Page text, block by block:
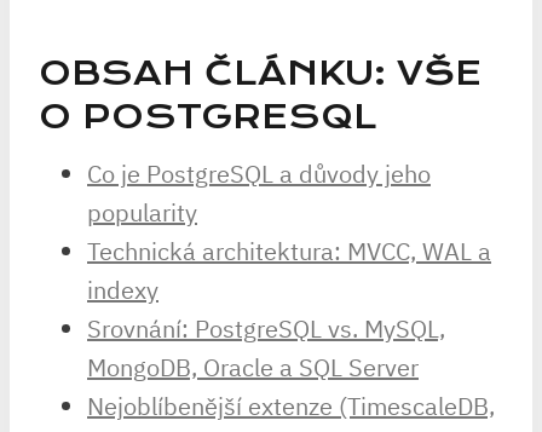
OBSAH ČLÁNKU: VŠE
O POSTGRESQL
Co je PostgreSQL a důvody jeho
popularity
Technická architektura: MVCC, WAL a
indexy
Srovnání: PostgreSQL vs. MySQL,
MongoDB, Oracle a SQL Server
Nejoblíbenější extenze (TimescaleDB,